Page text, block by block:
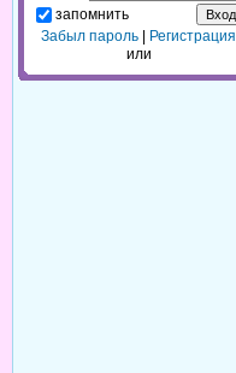
запомнить
Забыл пароль
Регистрация
или